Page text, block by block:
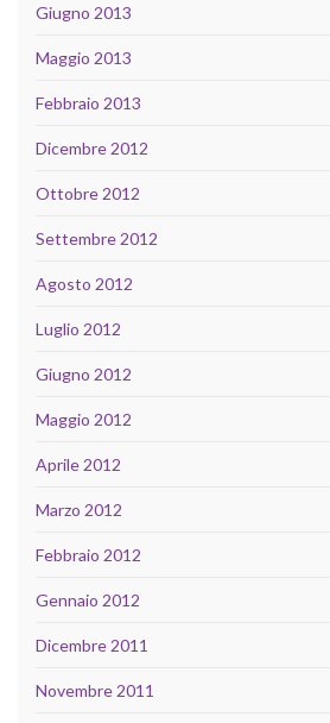
Giugno 2013
Maggio 2013
Febbraio 2013
Dicembre 2012
Ottobre 2012
Settembre 2012
Agosto 2012
Luglio 2012
Giugno 2012
Maggio 2012
Aprile 2012
Marzo 2012
Febbraio 2012
Gennaio 2012
Dicembre 2011
Novembre 2011